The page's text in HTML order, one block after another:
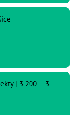
| 3 200 – 3